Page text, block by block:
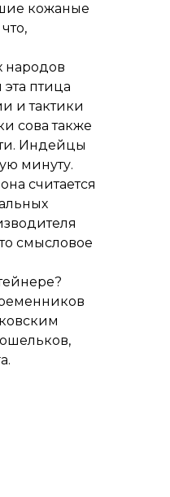
кожаные
народов
птица
и тактики
сова также
Индейцы
минуту.
считается
смысловое